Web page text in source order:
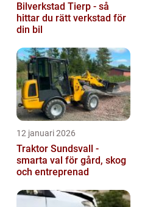
Bilverkstad Tierp - så
hittar du rätt verkstad för
din bil
12 januari 2026
Traktor Sundsvall -
smarta val för gård, skog
och entreprenad